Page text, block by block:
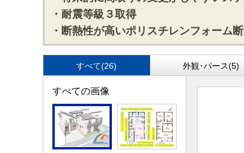
・耐震等級３取得
・断熱性が高いポリスチレンフォーム
すべて(26) 外観･パース(5)
すべての画像